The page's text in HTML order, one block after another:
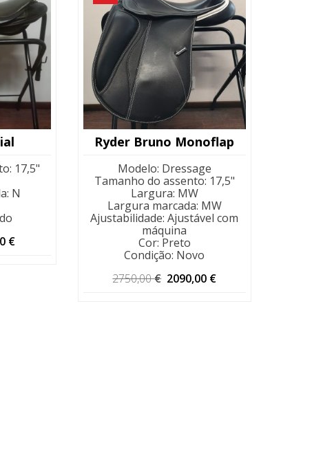
: 17,5"
: N
€
Ryder Bruno Monoflap
Modelo: Dressage
Tamanho do assento: 17,5"
Largura: MW
Largura marcada: MW
Ajustabilidade:Ajustável com
máquina
Cor: Preto
Condição: Novo
2750,00€ O
2090,00 €